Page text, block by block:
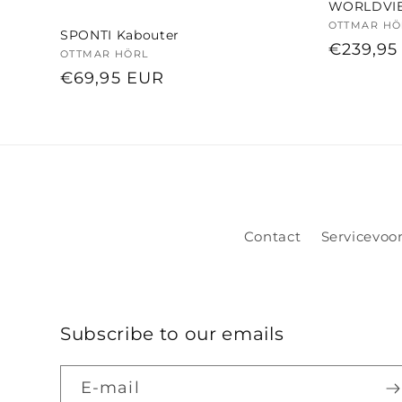
SPONTI Kabouter
Verkoper:
OTTMAR HÖRL
Normale
€69,95 EUR
OTTMAR
€239,95
Contact
Subscribe to our emails
E‑mail